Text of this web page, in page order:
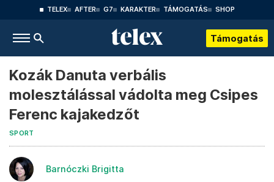
TELEX AFTER G7 KARAKTER TÁMOGATÁS SHOP
Támogatás
Kozák Danuta verbális
molesztálással vádolta meg Csipes
Ferenc kajakedzőt
SPORT
Barnóczki Brigitta